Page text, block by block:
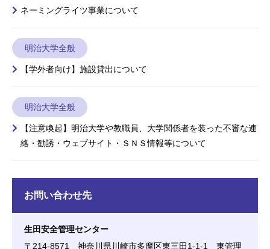
ネーミングライツ事業について
明治大学全般
【学外者向け】施設貸出について
明治大学全般
【注意喚起】明治大学や教職員、大学関係者を装った不審な連
絡・勧誘・ウェブサイト・ＳＮＳ情報等について
お問い合わせ先
生田安全管理センター
〒214-8571 神奈川県川崎市多摩区東三田1-1-1 東管理